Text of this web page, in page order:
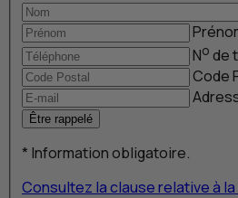
No de
Code
Être rappelé
* Information obligatoire.
Consultez la clause relative à